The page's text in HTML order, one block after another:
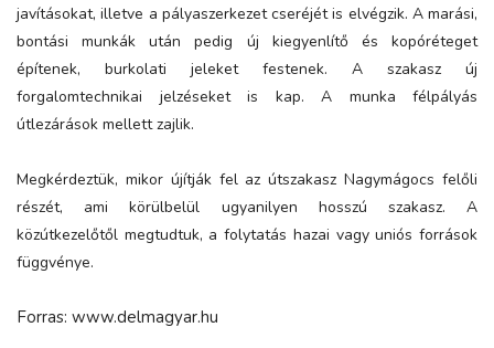
javításokat, illetve a pályaszerkezet cseréjét is elvégzik. A marási,
bontási munkák után pedig új kiegyenlítő és kopóréteget
építenek, burkolati jeleket festenek. A szakasz új
forgalomtechnikai jelzéseket is kap. A munka félpályás
útlezárások mellett zajlik.
Megkérdeztük, mikor újítják fel az útszakasz Nagymágocs felőli
részét, ami körülbelül ugyanilyen hosszú szakasz. A
közútkezelőtől megtudtuk, a folytatás hazai vagy uniós források
függvénye.
Forras: www.delmagyar.hu